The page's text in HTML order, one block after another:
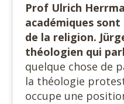
Prof Ulrich
académiques sont
de la religion.
théologien qui
quelque chose de
la théologie
occupe une